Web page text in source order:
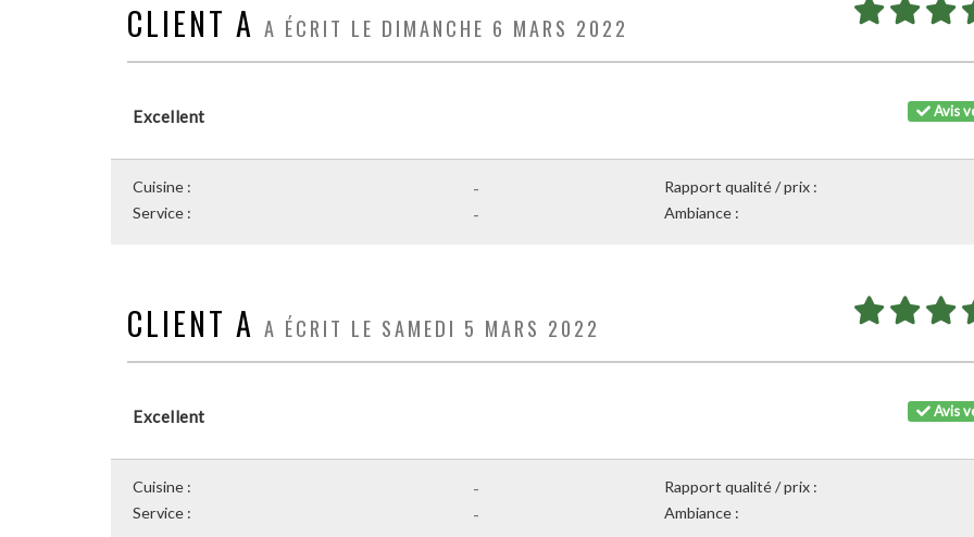
CLIENT A A ÉCRIT LE DIMANCHE 6 MARS 2022
Avis
Excellent
-
Cuisine : Rapport qualité / prix :
-
Service : Ambiance :
CLIENT A A ÉCRIT LE SAMEDI 5 MARS 2022
Avis
Excellent
-
Cuisine : Rapport qualité / prix :
-
Service : Ambiance :